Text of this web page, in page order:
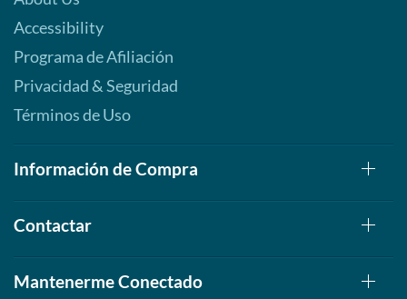
Accessibility
Programa de Afiliación
Privacidad & Seguridad
Términos de Uso
Información de Compra
Contactar
Mantenerme Conectado